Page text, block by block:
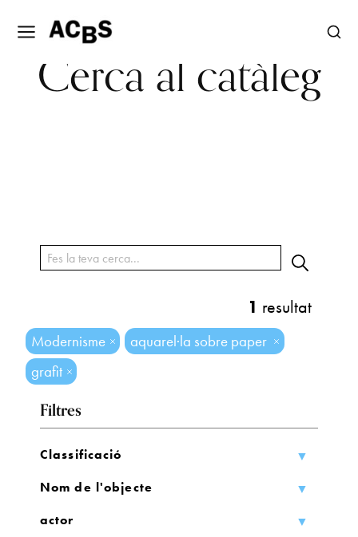
Cerca al catàleg
1 resultat
Modernisme
aquarel·la sobre paper
grafit
Filtres
Classificació
Nom de l'objecte
actor